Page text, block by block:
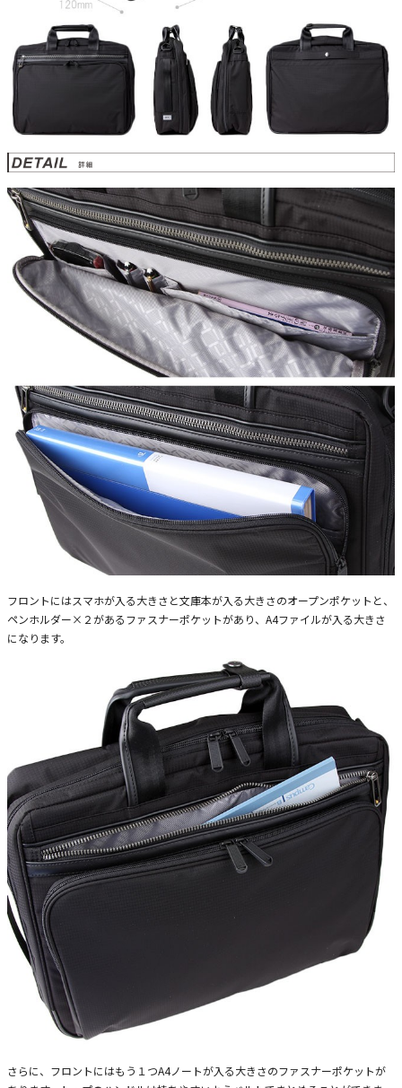
フロントにはスマホが入る大きさと文庫本が入る大きさのオープンポケットと、
ペンホルダー×２があるファスナーポケットがあり、A4ファイルが入る大きさ
になります。
さらに、フロントにはもう１つA4ノートが入る大きさのファスナーポケットが